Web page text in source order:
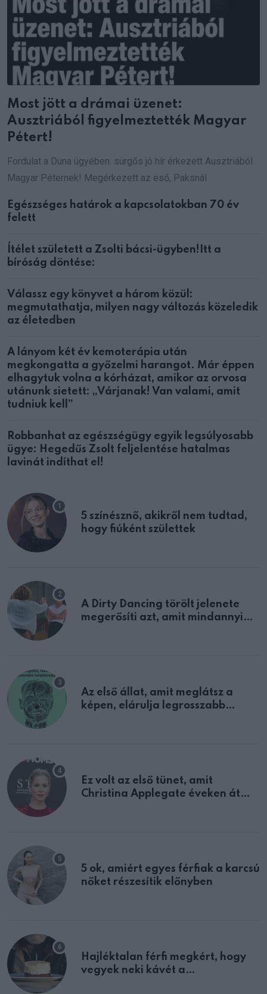
Most jött a drámai üzenet:
Ausztriából figyelmeztették Magyar
Pétert!
Fordulat a Duna ügyében: sürgős jó hír érkezett Ausztriából
Magyar Péternek! Megérkezett az eső, Paksnál
Egészséges határok a kapcsolatokban 70 év
felett
Ítélet született a Zsolti bácsi-ügyben!Itt a
bíróság döntése:
Válassz egy könyvet a három közül:
megmutathatja, milyen nagy változás közeledik
az életedben
A lányom két év kemoterápia után
megkongatta a győzelmi harangot. Már éppen
elhagytuk volna a kórházat, amikor az orvosa
utánunk sietett: „Várjanak! Van valami, amit
tudniuk kell”
Robbanhat az egészségügy egyik legsúlyosabb
ügye: Hegedűs Zsolt feljelentése hatalmas
lavinát indíthat el!
5 színésznő, akikről nem tudtad,
hogy fiúként születtek
A Dirty Dancing törölt jelenete
megerősíti azt, amit mindannyian
Az első állat, amit meglátsz a
képen, elárulja legrosszabb
Ez volt az első tünet, amit
Christina Applegate éveken át
5 ok, amiért egyes férfiak a karcsú
nőket részesítik előnyben
Hajléktalan férfi megkért, hogy
vegyek neki kávét a